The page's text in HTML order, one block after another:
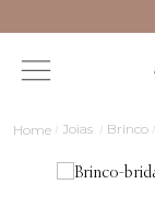
Joias Brinco